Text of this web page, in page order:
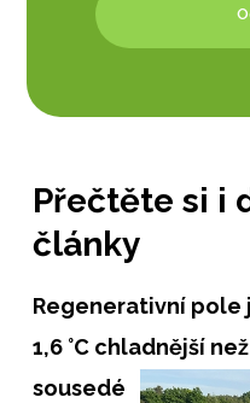
Přečtěte si i
články
Regenerativní pole
1,6 °C chladnější
sousedé